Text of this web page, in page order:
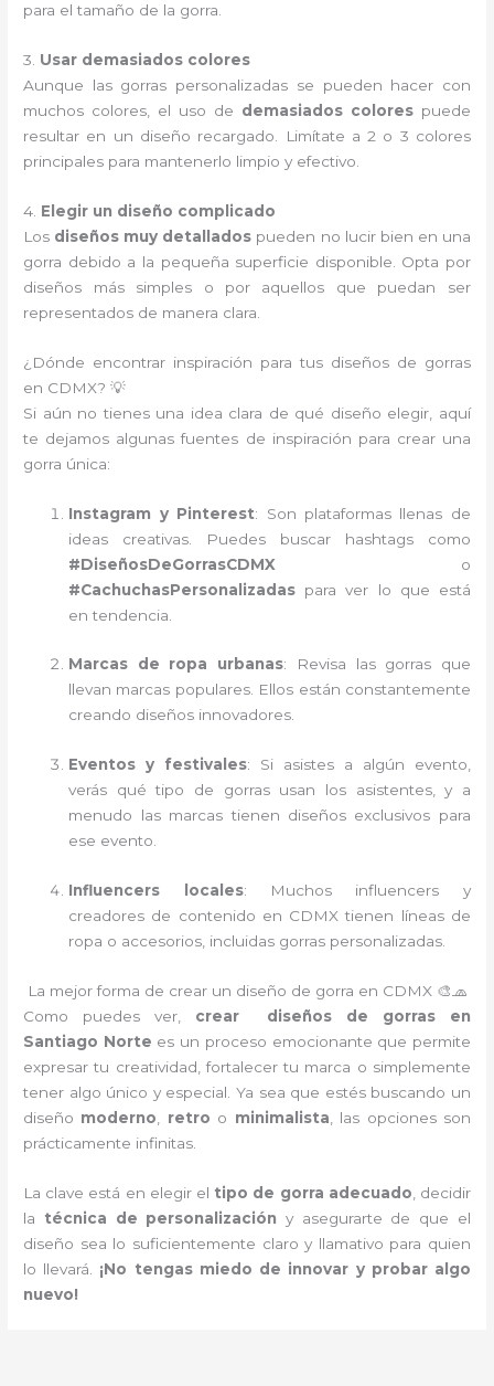
para el tamaño de la gorra.
3. Usar demasiados colores
Aunque las gorras personalizadas se pueden hacer con
muchos colores, el uso de demasiados colorespuede
resultar en un diseño recargado. Limítate a 2 o 3 colores
principales para mantenerlo limpio y efectivo.
4. Elegir un diseño complicado
Los diseños muy detallados pueden no lucir bien en una
gorra debido a la pequeña superficie disponible. Opta por
diseños más simples o por aquellos que puedan ser
representados de manera clara.
¿Dónde encontrar inspiración para tus diseños de gorras
en CDMX? 💡
Si aún no tienes una idea clara de qué diseño elegir, aquí
te dejamos algunas fuentes de inspiración para crear una
gorra única:
Instagram y Pinterest: Son plataformas llenas de
ideas creativas. Puedes buscar hashtags como
#DiseñosDeGorrasCDMX o
#CachuchasPersonalizadas para ver lo que está
en tendencia.
Marcas de ropa urbanas: Revisa las gorras que
llevan marcas populares. Ellos están constantemente
creando diseños innovadores.
Eventos y festivales: Si asistes a algún evento,
verás qué tipo de gorras usan los asistentes, y a
menudo las marcas tienen diseños exclusivos para
ese evento.
Influencers locales: Muchos influencers y
creadores de contenido en CDMX tienen líneas de
ropa o accesorios, incluidas gorras personalizadas.
La mejor forma de crear un diseño de gorra en CDMX 🎨🧢
Como puedes ver, crear diseños de gorras en
Santiago Norte es un proceso emocionante que permite
expresar tu creatividad, fortalecer tu marca o simplemente
tener algo único y especial. Ya sea que estés buscando un
diseño moderno retro o minimalista , las opciones son
prácticamente infinitas.
La clave está en elegir el tipo de gorra adecuado , decidir
la técnica de personalización y asegurarte de que el
diseño sea lo suficientemente claro y llamativo para quien
lo llevará. ¡No tengas miedo de innovar y probar algo
nuevo!